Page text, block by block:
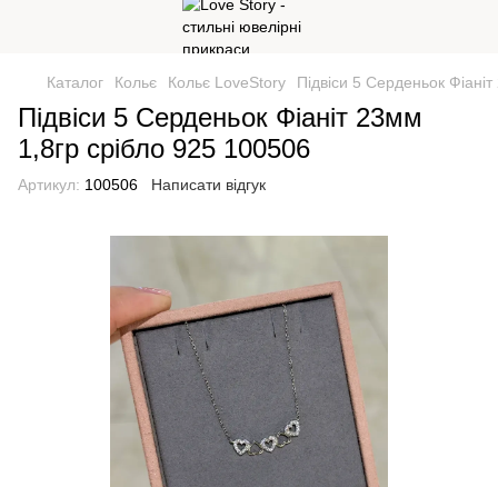
Каталог Кольє Кольє LoveStory Підвіси 5 Серденьок
Підвіси 5 Серденьок Фіаніт 23мм
1,8гр срібло 925 100506
Артикул: 100506 Написати відгук